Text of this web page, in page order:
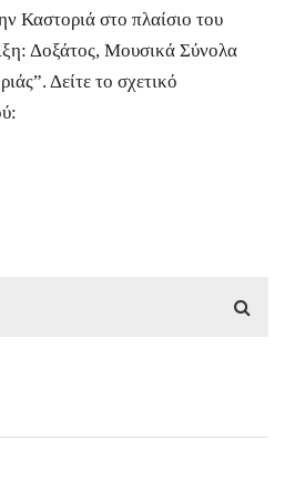
Καστοριά στο πλαίσιο του
Δοξάτος, Μουσικά Σύνολα
Δείτε το σχετικό